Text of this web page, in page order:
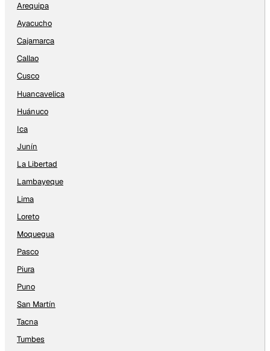
Arequipa
Ayacucho
Cajamarca
Callao
Cusco
Huancavelica
Huánuco
Ica
Junín
La Libertad
Lambayeque
Lima
Loreto
Moquegua
Pasco
Piura
Puno
San Martín
Tacna
Tumbes